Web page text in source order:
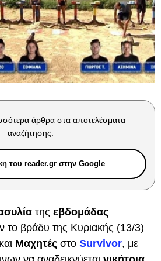
άρθρα στα αποτελέσματα
αναζήτησης.
του reader.gr στην Google
της εβδομάδας
το βράδυ της Κυριακής (13/3)
και Μαχητές στο Survivor, με